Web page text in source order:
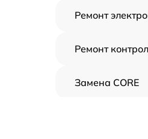
Ремонт
Ремонт
Замена CORE